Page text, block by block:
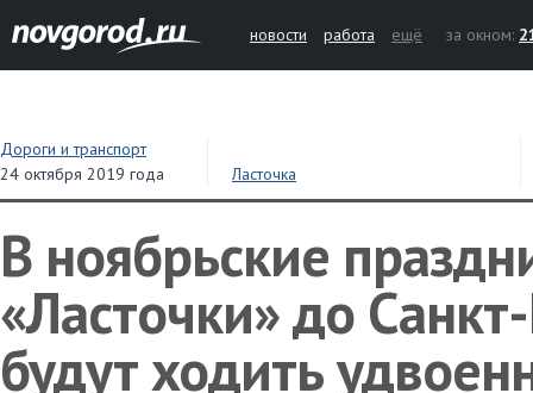
новости работа ещё за окном:
Дороги и транспорт
24 октября 2019 года
Ласточка
В ноябрьские
«Ласточки» до
будут ходить